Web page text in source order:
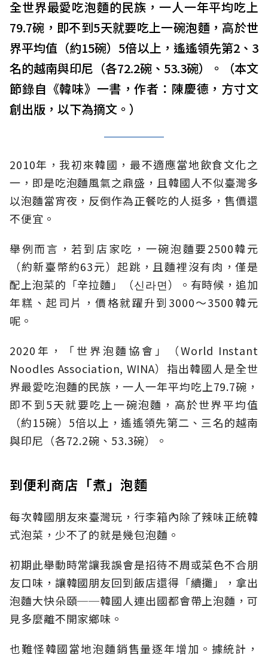
全世界最愛吃泡麵的民族，一人一年平均吃上
79.7碗，即不到5天就要吃上一碗泡麵，高於世
界平均值（約15碗）5倍以上，遙遙領先第2、3
名的越南與印尼（各72.2碗、53.3碗）。（本文
節錄自《韓味》一書，作者：陳慶德，方寸文
創出版，以下為摘文。）
2010年，我初來韓國，最不適應當地飲食文化之
一，即是吃泡麵風氣之鼎盛，且韓國人不似臺灣多
以泡麵當宵夜，反倒作為正餐吃的人挺多，售價還
不便宜。
舉例而言，若到店家吃，一碗泡麵要2500韓元
（約新臺幣約63元）起跳，且麵裡沒有肉，僅是
配上泡菜的「辛拉麵」（신라면）。有時候，追加
年糕、起司片，價格就躍升到3000～3500韓元
呢。
2020年，「世界泡麵協會」（World Instant
Noodles Association, WINA）指出韓國人是全世
界最愛吃泡麵的民族，一人一年平均吃上79.7碗，
即不到5天就要吃上一碗泡麵，高於世界平均值
（約15碗）5倍以上，遙遙領先第二、三名的越南
與印尼（各72.2碗、53.3碗）。
到便利商店「煮」泡麵
每次韓國朋友來臺灣玩，行李箱內除了辣味正統韓
式泡菜，少不了的就是幾包泡麵。
初期此舉動時常讓我誤會是招待不周或菜色不合朋
友口味，讓韓國朋友回到飯店還得「續攤」，拿出
泡麵大快朵頤──韓國人連出國都會帶上泡麵，可
見多麼離不開家鄉味。
也難怪韓國當地泡麵銷售量逐年增加。據統計，